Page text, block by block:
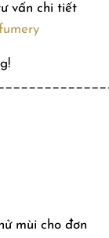
vấn chi tiết
mùi cho đơn